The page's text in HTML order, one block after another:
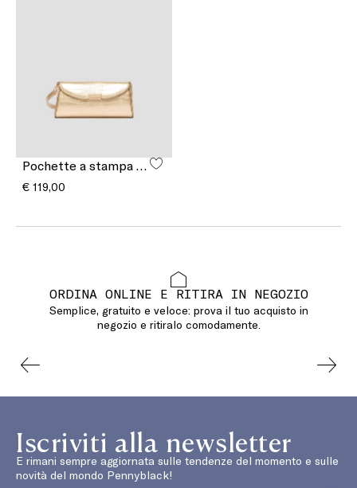
€ 119,00
ORDINA ONLINE E RITIRA IN NEGOZIO
Semplice, gratuito e veloce: prova il tuo acquisto in
negozio e ritiralo comodamente.
Iscriviti alla newsletter
E rimani sempre aggiornata sulle tendenze del momento e sulle
novità del mondo Pennyblack!